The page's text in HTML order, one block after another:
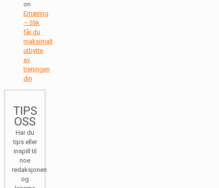
on
Ernæring
– Slik
får du
maksimalt
utbytte
av
treningen
din
TIPS
OSS
Har du
tips eller
inspill til
noe
redaksjonen
og